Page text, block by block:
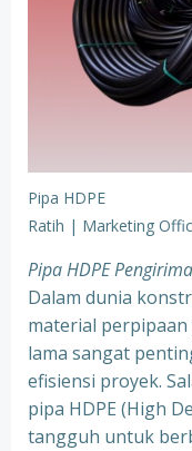
Pipa HDPE
Ratih | Marketing
Pipa HDPE
Dalam dunia
material
lama sangat
efisiensi proyek.
pipa HDPE (High
tangguh untuk